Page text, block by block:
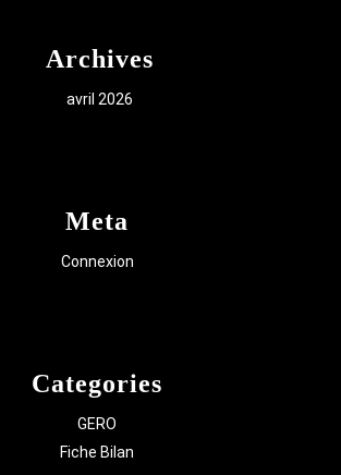
Archives
avril 2026
Meta
Connexion
Categories
GERO
Fiche Bilan